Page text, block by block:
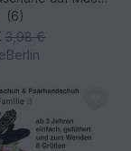
Familie
Ohne Schnitt
by
(6)
3,98 €